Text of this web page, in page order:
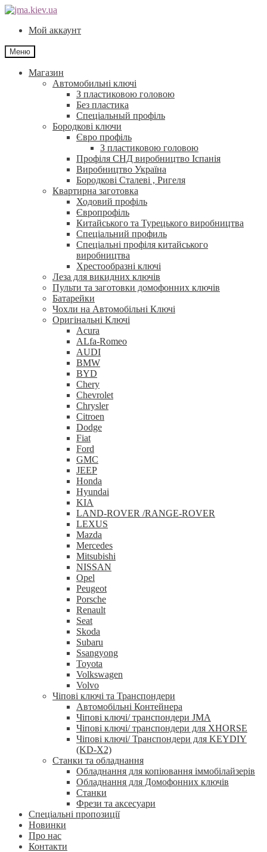
Перейти
навігації
Перейти
контентуМой аккаунт
Меню
Магазин
Автомобильні ключі
З пластиковою головою
Без пластика
Спеціальный профіль
Бородкові ключи
Євро профіль
З пластиковою головою
Профіля СНД виробництво Іспанія
Виробництво Україна
Бородкові Сталеві , Ригеля
Квартирна заготовка
Ходовий профіль
Європрофіль
Китайського та Турецького виробництва
Спеціальний профиль
Спеціальні профіля китайського
виробництва
Хрестообразні ключі
Леза для викидних ключів
Пульти та заготовки домофонних ключів
Батарейки
Чохли на Автомобільні Ключі
Оригінальні Ключі
Acura
ALfa-Romeo
AUDI
BMW
BYD
Chery
Chevrolet
Chrysler
Citroen
Dodge
Fiat
Ford
GMC
JEEP
Honda
Hyundai
KIA
LAND-ROVER /RANGE-ROVER
LEXUS
Mazda
Mercedes
Mitsubishi
NISSAN
Opel
Peugeot
Porsche
Renault
Seat
Skoda
Subaru
Ssangyong
Toyota
Volkswagen
Volvo
Чіпові ключі та Транспондери
Автомобільні Контейнера
Чіпові ключі/ транспондери JMA
Чіпові ключі/ транспондери для XHORSE
Чіпові ключі/ Транспондери для KEYDIY
(KD-X2)
Станки та обладнання
Обладнання для копіювання іммобілайзерів
Обладнання для Домофонних ключів
Станки
Фрези та аксесуари
Спеціальні пропозиції
Новинки
Про нас
Контакти